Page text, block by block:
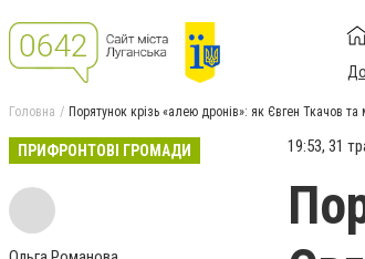
Головна Порятунок крізь «алею дронів»: як Євген Ткачов
ПРИФРОНТОВІ ГРОМАДИ 19:53, 31